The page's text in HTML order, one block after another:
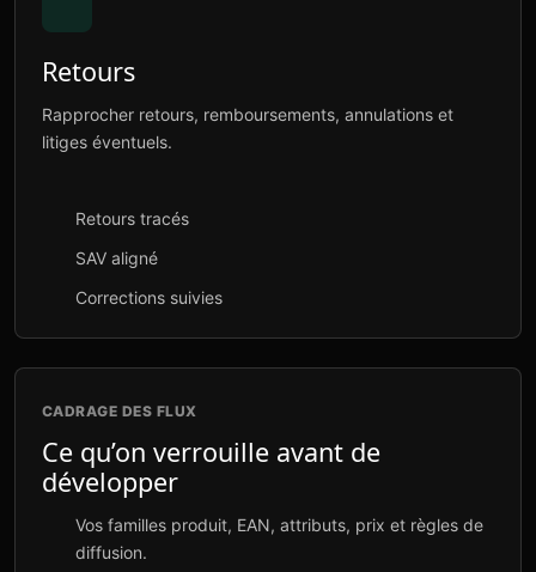
Retours
Rapprocher retours, remboursements, annulations et
litiges éventuels.
Retours tracés
SAV aligné
Corrections suivies
CADRAGE DES FLUX
Ce qu’on verrouille avant de
développer
Vos familles produit, EAN, attributs, prix et règles de
diffusion.